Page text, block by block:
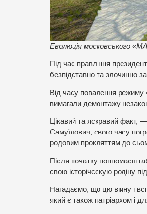
Еволюція московського
Під час правління
безпідставно та злочинно
Від часу повалення режиму
вимагали демонтажу
Цікавий та яскравий факт,
Самуїлович, свого часу
родовим прокляттям до
Після початку
свою історічєскую родіну
Нагадаємо, що цю війну і
який є також патріархом і